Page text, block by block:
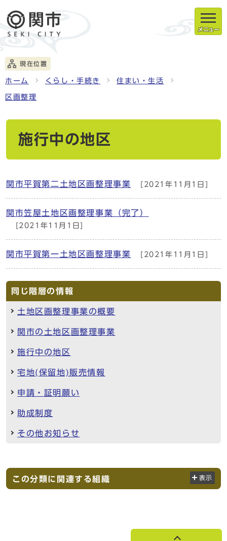
メニュー
現在位置
ホーム くらし・手続き 住まい・生活
区画整理
施行中の地区
関市平賀第二土地区画整理事業 [2021年11月1日]
関市笠屋土地区画整理事業（完了）
[2021年11月1日]
関市平賀第一土地区画整理事業 [2021年11月1日]
同じ階層の情報
土地区画整理事業の概要
関市の土地区画整理事業
施行中の地区
宅地(保留地)販売情報
申請・証明願い
助成制度
その他お知らせ
この分類に関連する組織 表示